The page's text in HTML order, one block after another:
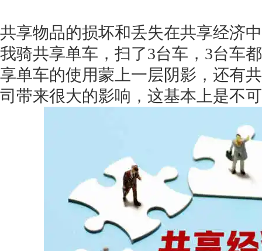
共享物品的损坏和丢失在共享经济
我骑共享单车，扫了3台车，3台车
享单车的使用蒙上一层阴影，还有
司带来很大的影响，这基本上是不
获得产品报价方案
1万个想法不如1次的方案落地